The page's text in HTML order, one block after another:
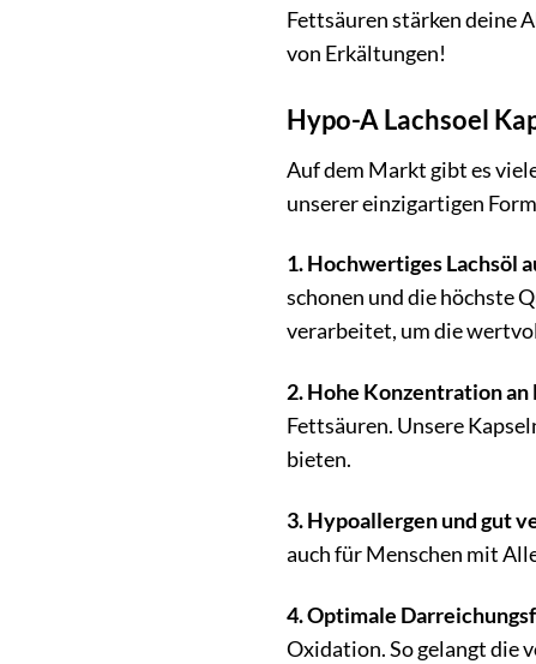
Fettsäuren stärken deine
von Erkältungen!
Hypo-A Lachsoel
Auf dem Markt gibt es
unserer einzigartigen
1. Hochwertiges Lachsöl
schonen und die höchste
verarbeitet, um die
2. Hohe Konzentration an
Fettsäuren. Unsere
bieten.
3. Hypoallergen und gut
auch für Menschen mit
4. Optimale
Oxidation. So gelangt die